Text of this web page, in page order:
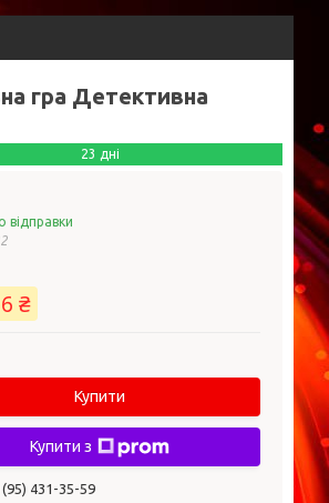
гра Детективна
23 дні
відправки
₴
Купити
Купити з
(95) 431-35-59